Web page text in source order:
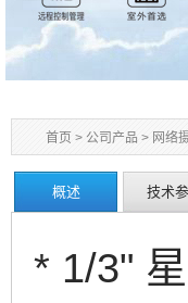
首页 > 公司产品 > 网络
概述 技术
* 1/3"